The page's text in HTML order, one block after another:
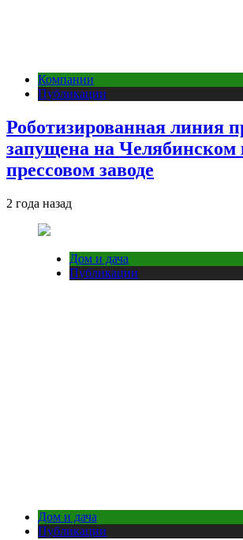
Компании
Публикации
Роботизированная линия
запущена на Челябинском
прессовом заводе
2 года назад
Дом и дача
Публикации
Дом и дача
Публикации